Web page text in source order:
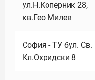
ул.Н.Коперник 28,
кв.Гео Милев
София - ТУ бул. Св.
Кл.Охридски 8